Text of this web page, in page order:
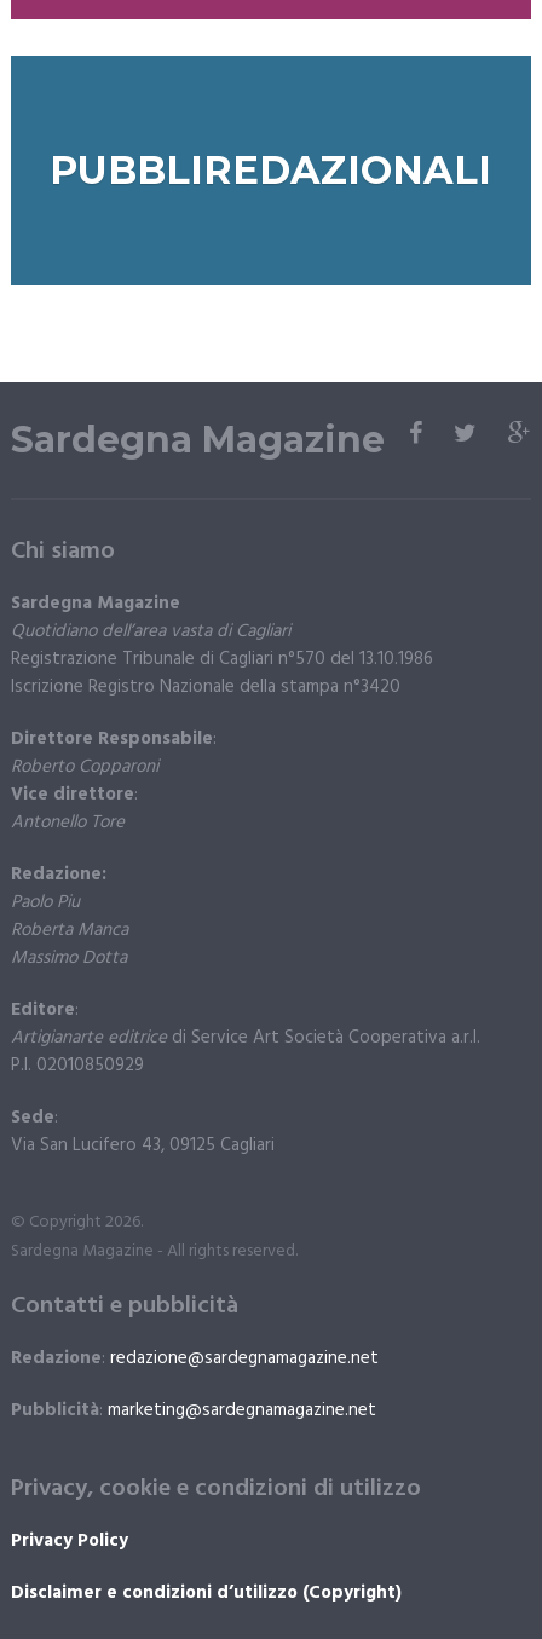
PUBBLIREDAZIONALI
Sardegna Magazine
Chi siamo
Sardegna Magazine
Quotidiano dell’area vasta di Cagliari
Registrazione Tribunale di Cagliari n°570 del 13.10.1986
Iscrizione Registro Nazionale della stampa n°3420
Direttore Responsabile:
Roberto Copparoni
Vice direttore:
Antonello Tore
Redazione:
Paolo Piu
Roberta Manca
Massimo Dotta
Editore:
Artigianarte editricedi Service Art Società Cooperativa a.r.l.
P.I. 02010850929
Sede:
Via San Lucifero 43, 09125 Cagliari
© Copyright 2026.
Sardegna Magazine - All rights reserved.
Contatti e pubblicità
Redazione: redazione@sardegnamagazine.net
Pubblicità: marketing@sardegnamagazine.net
Privacy, cookie e condizioni di utilizzo
Privacy Policy
Disclaimer e condizioni d’utilizzo (Copyright)